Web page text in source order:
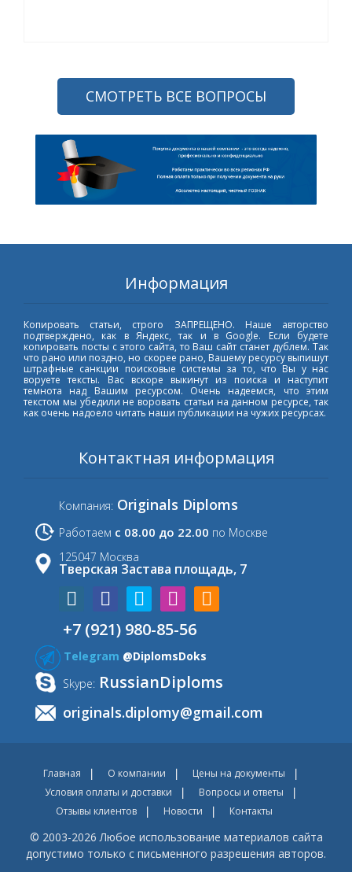
СМОТРЕТЬ ВСЕ ВОПРОСЫ
Информация
Копировать статьи, строго ЗАПРЕЩЕНО. Наше авторство
подтверждено, как в Яндекс, так и в Google. Если будете
копировать посты с этого сайта, то Ваш сайт станет дублем. Так
что рано или поздно, но скорее рано, Вашему ресурсу выпишут
штрафные санкции поисковые системы за то, что Вы у нас
воруете тексты. Вас вскоре выкинут из поиска и наступит
темнота над Вашим ресурсом. Очень надеемся, что этим
текстом мы убедили не воровать статьи на данном ресурсе, так
как очень надоело читать наши публикации на чужих ресурсах.
Контактная информация
Компания: Originals Diploms
Работаем с 08.00 до 22.00 по Москве
125047 Москва
Тверская Застава площадь, 7
+7 (921) 980-85-56
Telegram @DiplomsDoks
Skype: RussianDiploms
originals.diplomy@gmail.com
Главная О компании
Цены на документы
Условия оплаты и доставки
Вопросы и ответы
Отзывы клиентов
Новости Контакты
© 2003-2026 Любое использование материалов сайта
допустимо только с письменного разрешения авторов.